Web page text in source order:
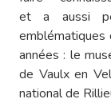
et a aussi
emblématiques
années : le
de Vaulx en
national de